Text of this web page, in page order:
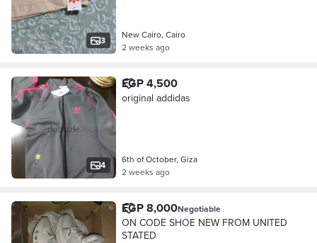
3
New Cairo, Cairo
2 weeks ago
4
EGP 4,500
original addidas
6th of October, Giza
2 weeks ago
EGP 8,000Negotiable
ON CODE SHOE NEW FROM UNITED
STATED